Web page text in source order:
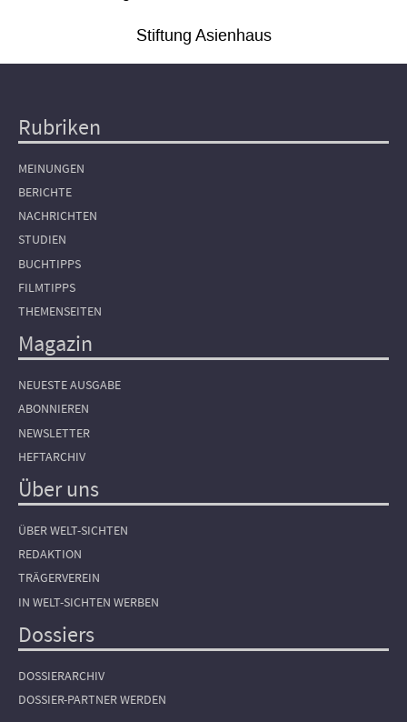
Stiftung Asienhaus
Hauptnavigation
Rubriken
MEINUNGEN
BERICHTE
NACHRICHTEN
STUDIEN
BUCHTIPPS
FILMTIPPS
THEMENSEITEN
Magazin
NEUESTE AUSGABE
ABONNIEREN
NEWSLETTER
HEFTARCHIV
Über uns
ÜBER WELT-SICHTEN
REDAKTION
TRÄGERVEREIN
IN WELT-SICHTEN WERBEN
Dossiers
DOSSIERARCHIV
DOSSIER-PARTNER WERDEN